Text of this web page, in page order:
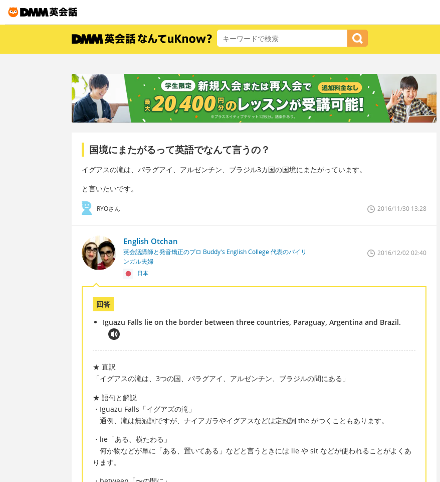
国境にまたがるって英語でなんて言うの？
イグアスの滝は、パラグアイ、アルゼンチン、ブラジル3カ国の国境にまたがっています。
と言いたいです。
RYOさん 2016/11/30 13:28
English Otchan
英会話講師と発音矯正のプロ Buddy's English College 代表のバイリ
ンガル夫婦
日本
2016/12/02 02:40
回答
Iguazu Falls lie on the border between three countries, Paraguay, Argentina and Brazil.
★ 直訳
「イグアスの滝は、3つの国、パラグアイ、アルゼンチン、ブラジルの間にある」
★ 語句と解説
・Iguazu Falls「イグアズの滝」
通例、滝は無冠詞ですが、ナイアガラやイグアスなどは定冠詞 the がつくこともあります。
・lie「ある、横たわる」
何か物などが単に「ある、置いてある」などと言うときには lie や sit などが使われることがよくあ
ります。